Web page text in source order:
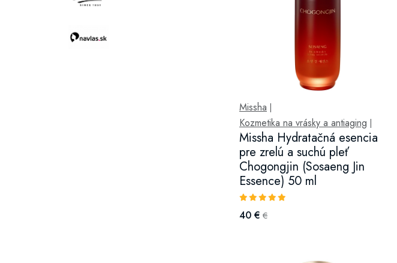
Missha
Kozmetika na vrásky a antiaging
Missha Hydratačná esencia
pre zrelú a suchú pleť
Chogongjin (Sosaeng Jin
Essence) 50 ml
40 € €